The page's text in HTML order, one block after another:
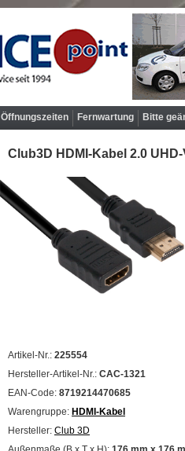
Öffnungszeiten Fernwartung Bitte
Club3D HDMI-Kabel 2.0
Artikel-Nr.: 225554
Hersteller-Artikel-Nr.: CAC-1321
EAN-Code: 8719214470685
Warengruppe: HDMI-Kabel
Hersteller: Club 3D